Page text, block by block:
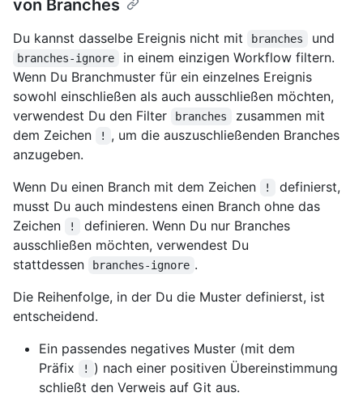
von Branches
Du kannst dasselbe Ereignis nicht mit branches und
branches-ignore
in einem einzigen Workflow filtern.
Wenn Du Branchmuster für ein einzelnes Ereignis
sowohl einschließen als auch ausschließen möchten,
verwendest Du den Filter
branches
zusammen mit
dem Zeichen
!
, um die auszuschließenden Branches
anzugeben.
Wenn Du einen Branch mit dem Zeichen
!
definierst,
musst Du auch mindestens einen Branch ohne das
Zeichen
!
definieren. Wenn Du nur Branches
ausschließen möchten, verwendest Du
stattdessen
branches-ignore .
Die Reihenfolge, in der Du die Muster definierst, ist
entscheidend.
Ein passendes negatives Muster (mit dem
Präfix
!
) nach einer positiven Übereinstimmung
schließt den Verweis auf Git aus.